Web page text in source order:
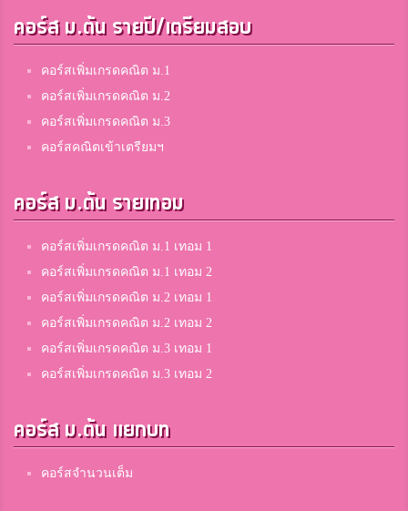
คอร์ส ม.ต้น รายปี/เตรียมสอบ
คอร์สเพิ่มเกรดคณิต ม.1
คอร์สเพิ่มเกรดคณิต ม.2
คอร์สเพิ่มเกรดคณิต ม.3
คอร์สคณิตเข้าเตรียมฯ
คอร์ส ม.ต้น รายเทอม
คอร์สเพิ่มเกรดคณิต ม.1 เทอม 1
คอร์สเพิ่มเกรดคณิต ม.1 เทอม 2
คอร์สเพิ่มเกรดคณิต ม.2 เทอม 1
คอร์สเพิ่มเกรดคณิต ม.2 เทอม 2
คอร์สเพิ่มเกรดคณิต ม.3 เทอม 1
คอร์สเพิ่มเกรดคณิต ม.3 เทอม 2
คอร์ส ม.ต้น แยกบท
คอร์สจำนวนเต็ม